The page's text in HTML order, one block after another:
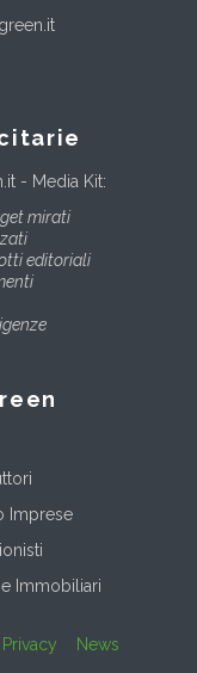
- Media Kit:
mirati
editoriali
Imprese
Immobiliari
News